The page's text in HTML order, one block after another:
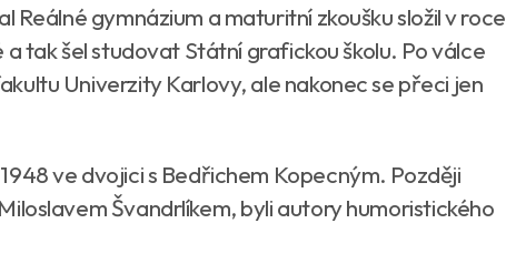
gymnázium a maturitní zkoušku složil v roce
tak šel studovat Státní grafickou školu. Po válce
Univerzity Karlovy, ale nakonec se přeci jen
ve dvojici s Bedřichem Kopecným. Později
Švandrlíkem, byli autory humoristického